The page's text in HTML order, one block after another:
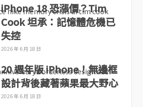
iPhone 18 恐漲價？Tim
Cook 坦承：記憶體危機已
失控
2026 年 6 月 18 日
20 週年版 iPhone！無邊框
設計背後藏著蘋果最大野心
2026 年 6 月 18 日